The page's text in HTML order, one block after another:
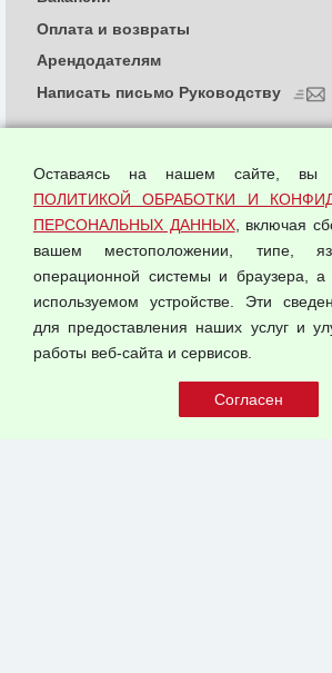
© 2026 ООО "Феникс"
Политика обработки и
персональных данных
Согласием на обработку
Оферта оптовой купли-продажи
Публичная оферта
Оплата и возвраты
Арендодателям
Написать письмо Руководству
Оставаясь на нашем сайте, вы
ПОЛИТИКОЙ ОБРАБОТКИ И
ПЕРСОНАЛЬНЫХ ДАННЫХ, включая
вашем местоположении, типе,
операционной системы и браузера,
используемом устройстве. Эти
для предоставления наших услуг и
работы веб-сайта и сервисов.